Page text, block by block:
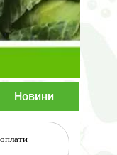
Новини